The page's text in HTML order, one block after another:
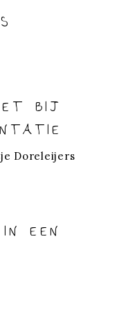
BIJ
Doreleijers
EEN